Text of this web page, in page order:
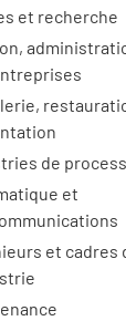
et recherche
de process
et
et cadres